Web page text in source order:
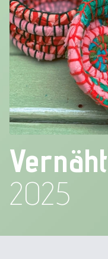
Vernäht
2025